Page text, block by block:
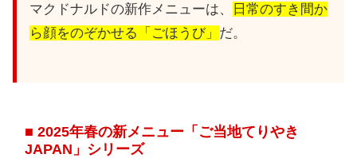
マクドナルドの新作メニューは、
日常のすき間か
ら顔をのぞかせる「ごほうび」 だ。
■ 2025年春の新メニュー「ご当地てりやき
JAPAN」シリーズ